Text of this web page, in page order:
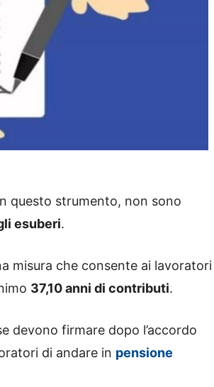
questo strumento, non sono
esuberi.
misura che consente ai lavoratori
37,10 anni di contributi.
devono firmare dopo l’accordo
di andare in pensione